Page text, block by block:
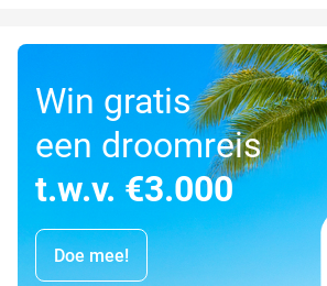
Win gratis
een droomreis
t.w.v. €3.000
Doe mee!